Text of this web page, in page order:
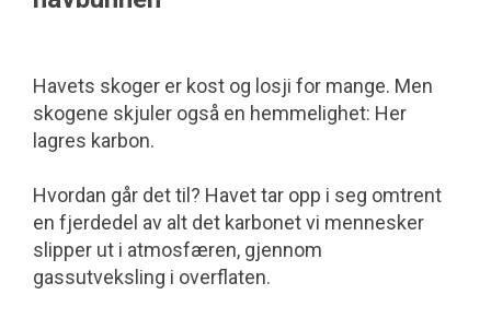
Havets skoger er kost og losji for mange. Men
skogene skjuler også en hemme­lighet: Her
lagres karbon.
Hvordan går det til? Havet tar opp i seg omtrent
en fjerdedel av alt det karbonet vi mennesker
slipper ut i atmosfæren, gjennom
gassutveksling i overflaten.